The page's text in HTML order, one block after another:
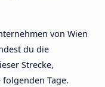
von Wien
du die
Strecke,
Tage.